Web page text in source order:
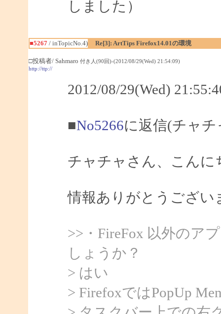
しました）
■5267/ inTopicNo.4) Re[3]: ArtTips Firefox14.01の環境
□投稿者/ Sahmaro 付き人(90回)-(2012/08/29(Wed) 21:54:09)
http://ttp://
2012/08/29(Wed)
■No5266に返信(チャ
チャチャさん、こんに
情報ありがとうござい
>>・FireFox 以外のア
しょうか？
> はい
> FirefoxではPopUp